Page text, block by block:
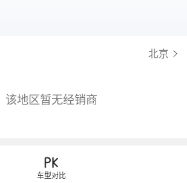
北京
该地区暂无经销商
车型对比